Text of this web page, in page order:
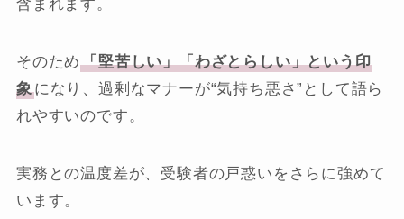
含まれます。
そのため「堅苦しい」「わざとらしい」という印
象になり、過剰なマナーが“気持ち悪さ”として語ら
れやすいのです。
実務との温度差が、受験者の戸惑いをさらに強めて
います。